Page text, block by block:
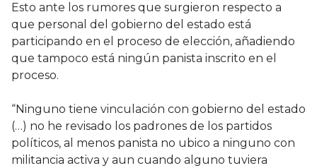
Esto ante los rumores que surgieron respecto a
que personal del gobierno del estado está
participando en el proceso de elección, añadiendo
que tampoco está ningún panista inscrito en el
proceso.
“Ninguno tiene vinculación con gobierno del estado
(…) no he revisado los padrones de los partidos
políticos, al menos panista no ubico a ninguno con
militancia activa y aun cuando alguno tuviera